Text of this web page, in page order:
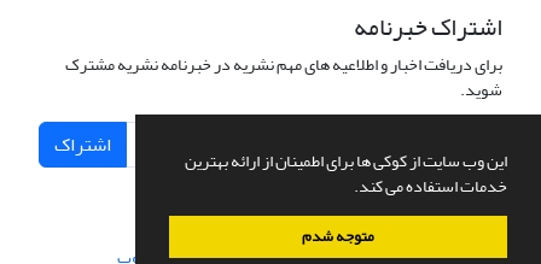
این وب سایت از کوکی ها برای اطمینان از ارائه بهترین
خدمات استفاده می کند.
متوجه شدم
اشتراک خبرنامه
برای دریافت اخبار و اطلاعیه های مهم نشریه در خبرنامه نشریه مشترک
شوید.
اشتراک